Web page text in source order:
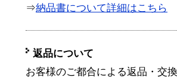
⇒納品書について詳細はこちら
返品について
お客様のご都合による返品・交